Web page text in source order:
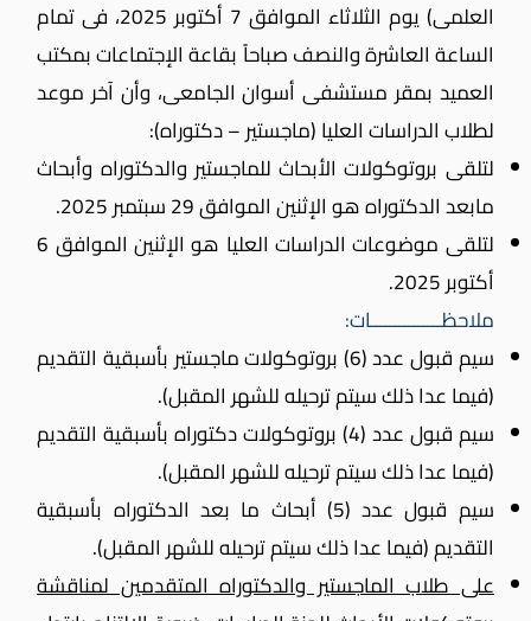
العلمى) يوم الثلاثاء الموافق 7 أكتوبر 2025، فى تمام
الساعة العاشرة والنصف صباحاً بقاعة الإجتماعات بمكتب
العميد بمقر مستشفى أسوان الجامعى، وأن آخر موعد
لطلاب الدراسات العليا (ماجستير – دكتوراه):
لتلقى بروتوكولات الأبحاث للماجستير والدكتوراه وأبحاث
مابعد الدكتوراههو الإثنين الموافق 29 سبتمبر 2025.
لتلقى موضوعات الدراسات العليا هو الإثنين الموافق 6
أكتوبر 2025.
ملاحظـــــــــــــــات:
سيم قبول عدد (6) بروتوكولات ماجستير بأسبقية التقديم
(فيما عدا ذلك سيتم ترحيله للشهر المقبل).
سيم قبول عدد (4) بروتوكولات دكتوراه بأسبقية التقديم
(فيما عدا ذلك سيتم ترحيله للشهر المقبل).
سيم قبول عدد (5) أبحاث ما بعد الدكتوراه بأسبقية
التقديم (فيما عدا ذلك سيتم ترحيله للشهر المقبل).
على طلاب الماجستير والدكتوراه المتقدمين لمناقشة